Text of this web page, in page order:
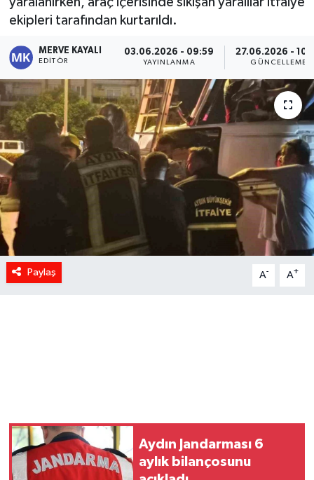
ekipleri tarafından kurtarıldı.
MERVE KAYALI
EDITÖR
03.06.2026 - 09:59
YAYINLANMA
27.06.2026 -
GÜNCELLEME
Paylaş A- A+
Aydın Jandarması 6
aylık bilançosunu